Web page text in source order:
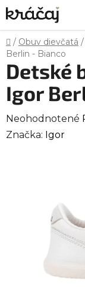
Prejsť
na
obsah
Domov
/ Obuv dievčatá /
Berlin - Bianco
Detské
Igor
Priemerné
hodnotenie
hviezdičiek.
Neohodnotené
Značka: Igor